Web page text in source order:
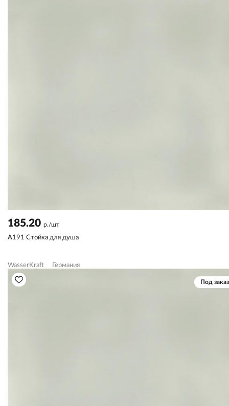
185.20 р./шт
A191 Стойка для душа
WasserKraft Германия
Под заказ